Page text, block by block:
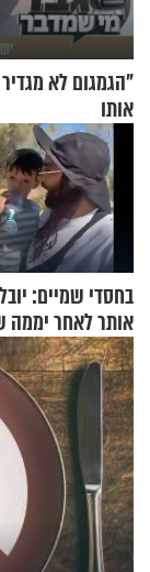
"הגמגום לא
אותו
אותר לאחר יממה